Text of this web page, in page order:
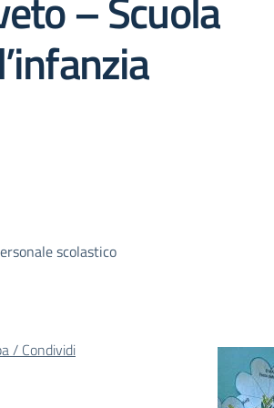
scolastico
/ Condividi